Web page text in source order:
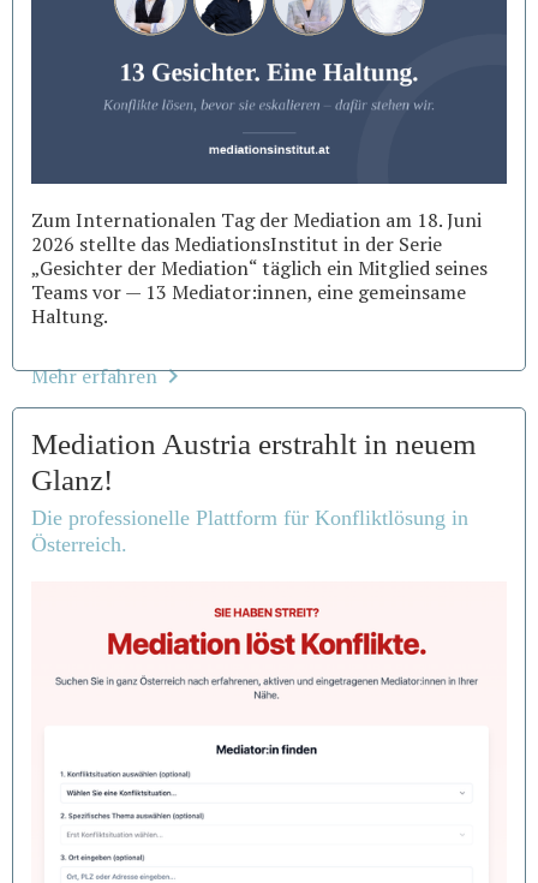
Zum Internationalen Tag der Mediation am 18. Juni
2026 stellte das MediationsInstitut in der Serie
„Gesichter der Mediation“ täglich ein Mitglied seines
Teams vor — 13 Mediator:innen, eine gemeinsame
Haltung.
Mehr erfahren
Mediation Austria erstrahlt in neuem
Glanz!
Die professionelle Plattform für Konfliktlösung in
Österreich.